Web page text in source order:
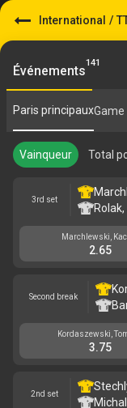
International /
Événements
141
Paris principauxGame
Vainqueur Total
3rd set
Marchlewski,
2.65
Second break
Kordaszewski,
3.75
2nd set